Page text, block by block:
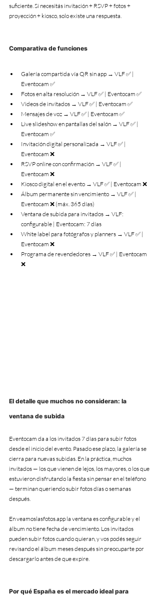
suficiente. Si necesitás invitación + RSVP + fotos +
proyección + kiosco, solo existe una respuesta.
Comparativa de funciones
Galería compartida vía QR sin app → VLF ✅ |
Eventocam ✅
Fotos en alta resolución → VLF ✅ | Eventocam ✅
Videos de invitados → VLF ✅ | Eventocam ✅
Mensajes de voz → VLF ✅ | Eventocam ✅
Live slideshow en pantallas del salón → VLF ✅ |
Eventocam ✅
Invitación digital personalizada → VLF ✅ |
Eventocam ❌
RSVP online con confirmación → VLF ✅ |
Eventocam ❌
Kiosco digital en el evento → VLF ✅ | Eventocam ❌
Álbum permanente sin vencimiento → VLF ✅ |
Eventocam ❌ (máx. 365 días)
Ventana de subida para invitados → VLF:
configurable | Eventocam: 7 días
White label para fotógrafos y planners → VLF ✅ |
Eventocam ❌
Programa de revendedores → VLF ✅ | Eventocam
❌
El detalle que muchos no consideran: la
ventana de subida
Eventocam da a los invitados 7 días para subir fotos
desde el inicio del evento. Pasado ese plazo, la galería se
cierra para nuevas subidas. En la práctica, muchos
invitados — los que vienen de lejos, los mayores, o los que
estuvieron disfrutando la fiesta sin pensar en el teléfono
— terminan queriendo subir fotos días o semanas
después.
En veamoslasfotos.app la ventana es configurable y el
álbum no tiene fecha de vencimiento. Los invitados
pueden subir fotos cuando quieran, y vos podés seguir
revisando el álbum meses después sin preocuparte por
descargarlo antes de que expire.
Por qué España es el mercado ideal para